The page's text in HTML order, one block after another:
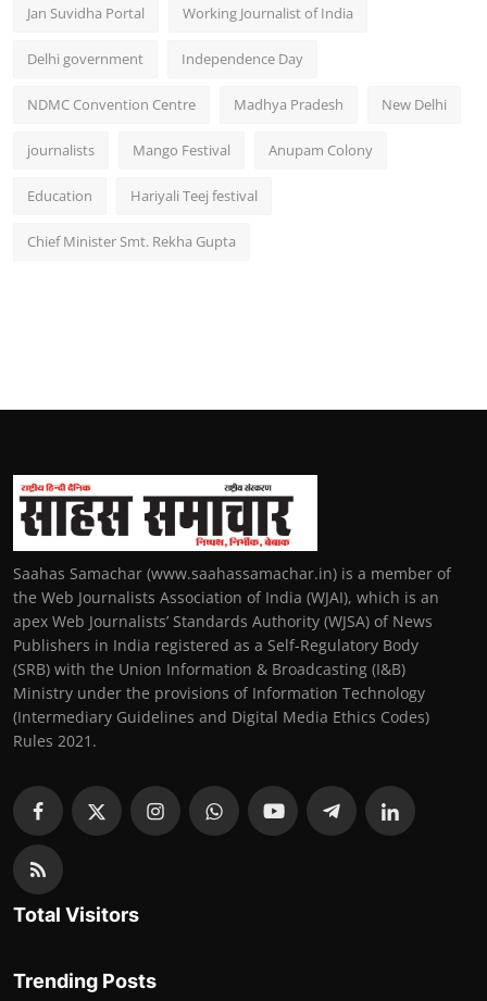
Jan Suvidha Portal Working Journalist of India
Delhi government Independence Day
NDMC Convention Centre Madhya Pradesh New Delhi
journalists Mango Festival Anupam Colony
Education Hariyali Teej festival
Chief Minister Smt. Rekha Gupta
Saahas Samachar (www.saahassamachar.in) is a member of
the Web Journalists Association of India (WJAI), which is an
apex Web Journalists’ Standards Authority (WJSA) of News
Publishers in India registered as a Self-Regulatory Body
(SRB) with the Union Information & Broadcasting (I&B)
Ministry under the provisions of Information Technology
(Intermediary Guidelines and Digital Media Ethics Codes)
Rules 2021.
Total Visitors
Trending Posts